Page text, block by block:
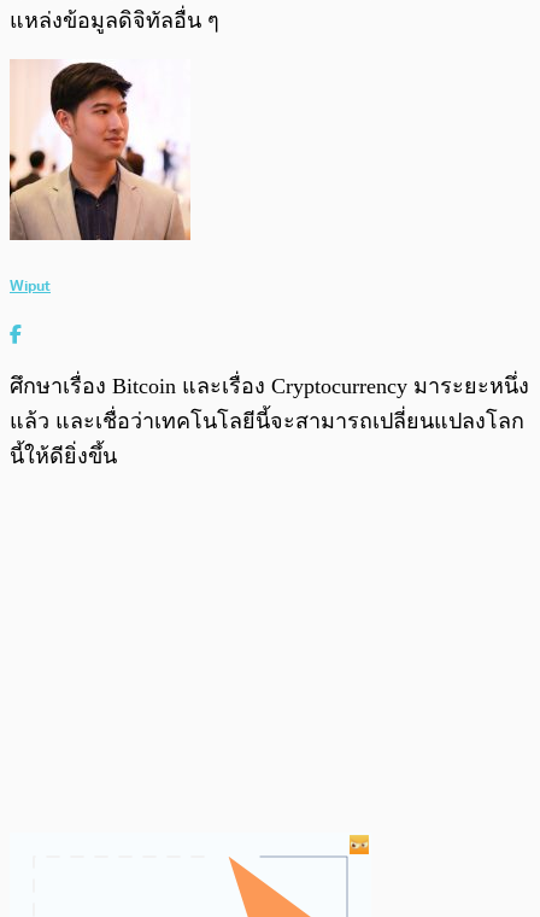
แหล่งข้อมูลดิจิทัลอื่น ๆ
Wiput
ศึกษาเรื่อง Bitcoin และเรื่อง Cryptocurrency มาระยะหนึ่ง
แล้ว และเชื่อว่าเทคโนโลยีนี้จะสามารถเปลี่ยนแปลงโลก
นี้ให้ดียิ่งขึ้น